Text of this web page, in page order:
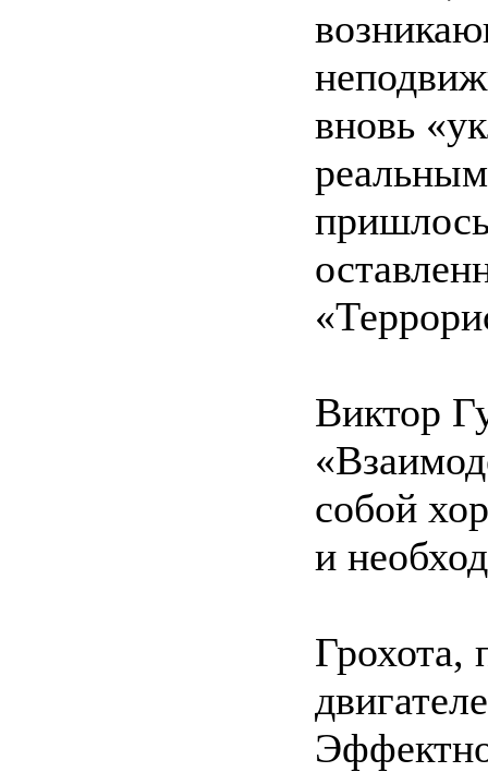
вновь
Виктор
собой
и
Грохота,